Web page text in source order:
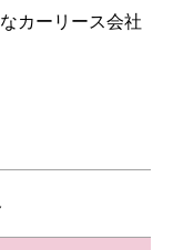
カーリース会社